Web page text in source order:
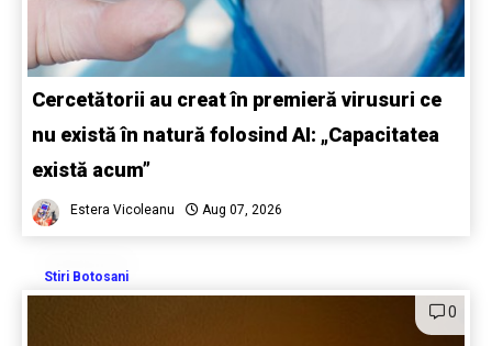
Cercetătorii au creat în premieră virusuri ce
nu există în natură folosind AI: „Capacitatea
există acum”
Estera Vicoleanu Aug 07, 2026
Stiri Botosani
0